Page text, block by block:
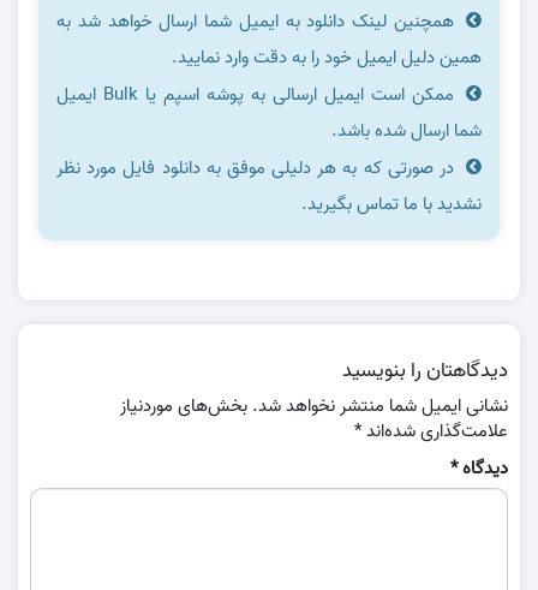
همچنین لینک دانلود به ایمیل شما ارسال خواهد شد به
همین دلیل ایمیل خود را به دقت وارد نمایید.
ممکن است ایمیل ارسالی به پوشه اسپم یا Bulk ایمیل
شما ارسال شده باشد.
در صورتی که به هر دلیلی موفق به دانلود فایل مورد نظر
نشدید با ما تماس بگیرید.
دیدگاهتان را بنویسید
نشانی ایمیل شما منتشر نخواهد شد. بخش‌های موردنیاز
علامت‌گذاری شده‌اند*
دیدگاه*